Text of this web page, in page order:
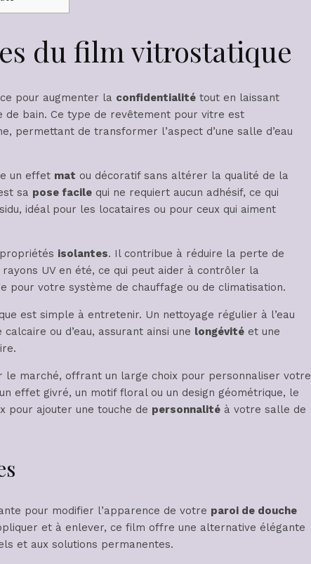
du film vitrostatique
pour augmenter la confidentialité tout en laissant
de bain. Ce type de revêtement pour vitre est
permettant de transformer l’aspect d’une salle d’eau
un effet mat ou décoratif sans altérer la qualité de la
sa pose facile qui ne requiert aucun adhésif, ce qui
idéal pour les locataires ou pour ceux qui aiment
isolantes. Il contribue à réduire la perte de
UV en été, ce qui peut aider à contrôler la
pour votre système de chauffage ou de climatisation.
est simple à entretenir. Un nettoyage régulier à l’eau
ou d’eau, assurant ainsi une longévité et une
le marché, offrant un large choix pour personnaliser votre
effet givré, un motif floral ou un design géométrique, le
pour ajouter une touche de personnalité à votre salle de
pour modifier l’apparence de votre paroi de douche
et à enlever, ce film offre une alternative élégante
et aux solutions permanentes.